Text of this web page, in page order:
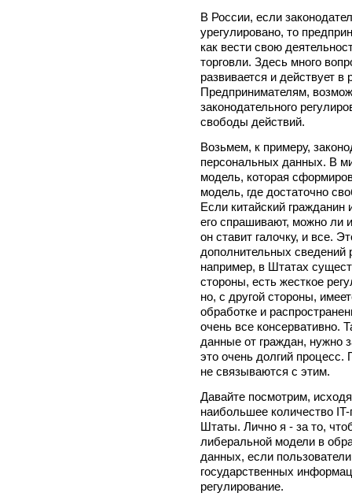
В России, если
урегулировано, то
как вести свою
торговли. Здесь много
развивается и действует в
Предпринимателям,
законодательного
свободы действий.
Возьмем, к примеру,
персональных данных. В
модель, которая
модель, где достаточно
Если китайский
его спрашивают, можно ли
он ставит галочку, и все.
дополнительных сведений
например, в Штатах
стороны, есть жесткое
но, с другой стороны,
обработке и
очень все консервативно.
данные от граждан, нужно
это очень долгий процесс.
не связываются с этим.
Давайте посмотрим,
наибольшее количество
Штаты. Лично я - за то,
либеральной модели в
данных, если
государственных
регулирование.